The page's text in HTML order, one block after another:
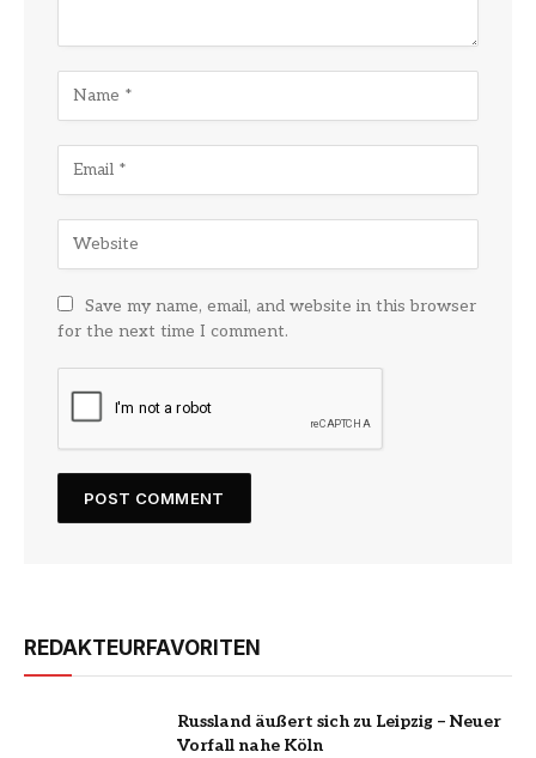
Save my name, email, and website in this browser
for the next time I comment.
REDAKTEURFAVORITEN
Russland äußert sich zu Leipzig – Neuer
Vorfall nahe Köln